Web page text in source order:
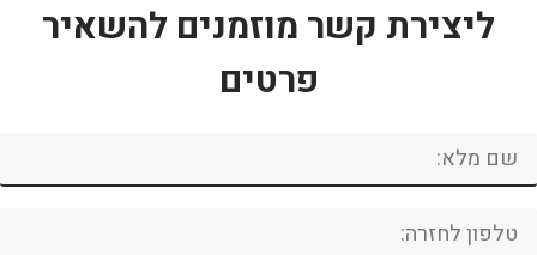
ליצירת קשר מוזמנים להשאיר
פרטים